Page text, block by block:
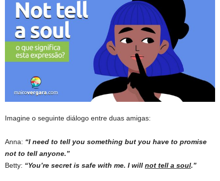
Imagine o seguinte diálogo entre duas amigas:
Anna: “I need to tell you something but you have to promise
not to tell anyone.”
Betty: “You’re secret is safe with me. I will not tell a soul.”